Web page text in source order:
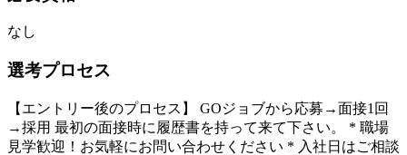
なし
選考プロセス
【エントリー後のプロセス】 GOジョブから応募→面接1回
→採用 最初の面接時に履歴書を持って来て下さい。 * 職場
見学歓迎！お気軽にお問い合わせください * 入社日はご相談